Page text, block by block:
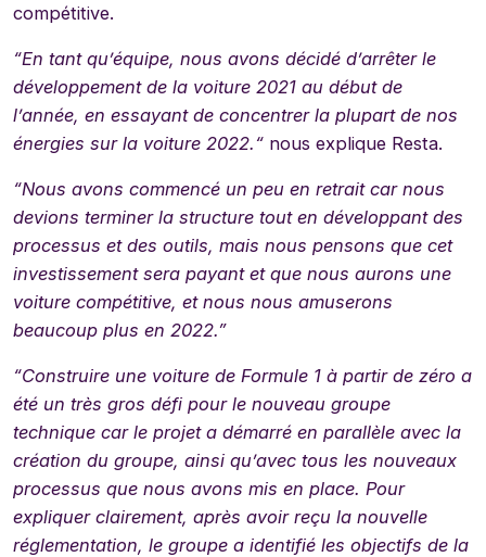
compétitive.
“En tant qu’équipe, nous avons décidé d’arrêter le
développement de la voiture 2021 au début de
l’année, en essayant de concentrer la plupart de nos
énergies sur la voiture 2022. “ nous explique Resta.
“Nous avons commencé un peu en retrait car nous
devions terminer la structure tout en développant des
processus et des outils, mais nous pensons que cet
investissement sera payant et que nous aurons une
voiture compétitive, et nous nous amuserons
beaucoup plus en 2022.”
“Construire une voiture de Formule 1 à partir de zéro a
été un très gros défi pour le nouveau groupe
technique car le projet a démarré en parallèle avec la
création du groupe, ainsi qu’avec tous les nouveaux
processus que nous avons mis en place. Pour
expliquer clairement, après avoir reçu la nouvelle
réglementation, le groupe a identifié les objectifs de la